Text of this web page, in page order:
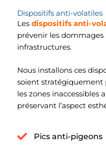
Dispositifs anti-volatiles
Les dispositifs anti-
prévenir les
infrastructures.
Nous installons ces
soient stratégiquement
les zones inaccessibles
préservant l’aspect
Pics anti-pigeons